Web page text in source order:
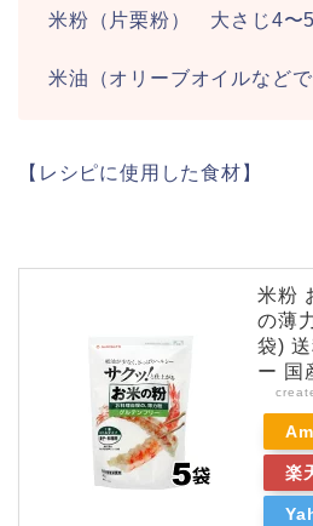
米粉（片栗粉） 大さじ4〜5
米油（オリーブオイルなど
【レシピに使用した食材】
米粉
の薄
袋)
ー 国
楽